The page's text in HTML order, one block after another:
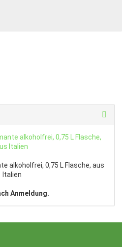
alkoholfrei, 0,75 L Flasche, aus
Italien
Anmeldung.